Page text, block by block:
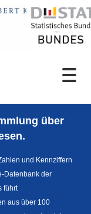
über
und Kennziffern
Datenbank der
führt
aus über 100